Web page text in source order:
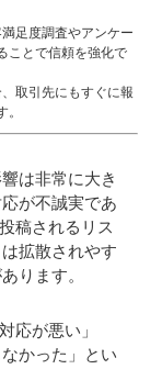
足度調査やアンケー
ことで信頼を強化で
取引先にもすぐに報
は非常に大き
が不誠実であ
稿されるリス
拡散されやす
ります。
応が悪い」
かった」とい